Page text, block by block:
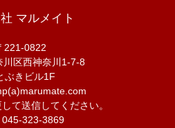
マルメイト
221-0822
川区西神奈川1-7-8
ぶきビル1F
て送信してください。
045-323-3869